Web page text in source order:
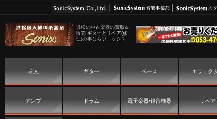
浜松の中古楽器の買取＆
販売 ギターとリペア(修
理)の事ならソニックス
求人 ギター ベース エフェク
アンプ ドラム 電子楽器/録音機器 リペア